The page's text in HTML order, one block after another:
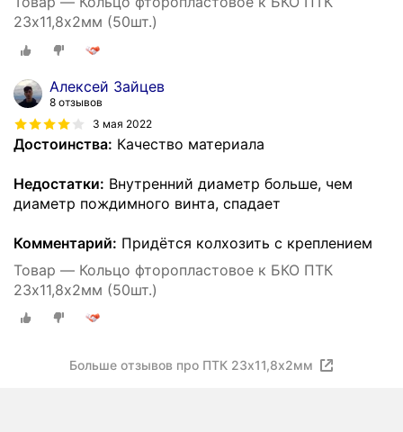
23х11,8х2мм (50шт.)
Алексей Зайцев
8 отзывов
3 мая 2022
Достоинства: Качество материала
Недостатки: Внутренний диаметр больше, чем
диаметр пождимного винта, спадает
Комментарий: Придётся колхозить с креплением
Товар — Кольцо фторопластовое к БКО ПТК
23х11,8х2мм (50шт.)
Больше отзывов про ПТК 23х11,8х2мм